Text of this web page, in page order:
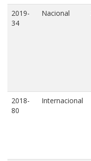
2019-
34
Nacional
2018-
80
Internacional